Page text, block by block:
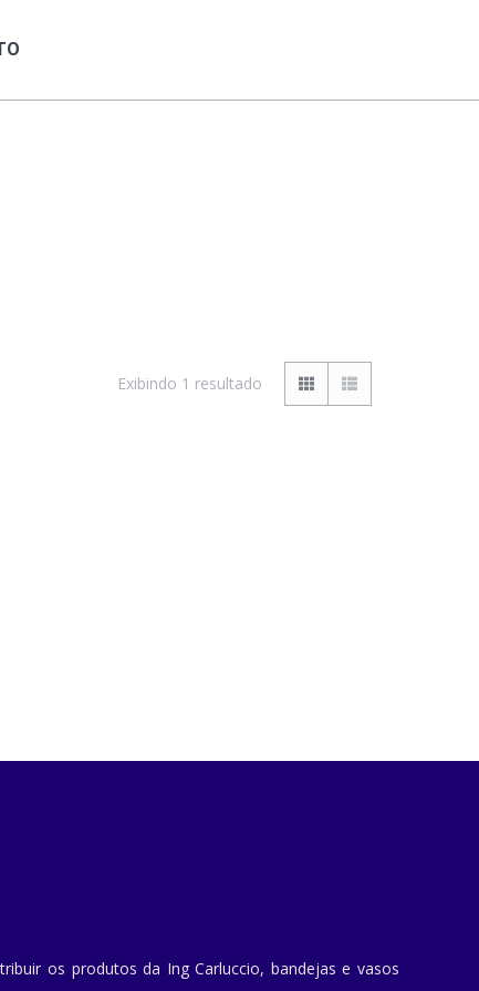
Exibindo 1 resultado
os produtos da Ing Carluccio, bandejas e vasos